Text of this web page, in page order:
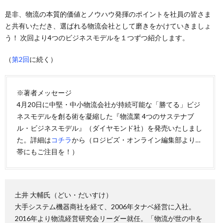
是非、物流の本質的価値とノウハウ発揮のポイントを社員の皆さま
と共有いただき、選ばれる物流会社として磨きをかけていきましょ
う！ 次回より4つのビジネスモデルを１つずつ紹介します。
（第2回に続く）
※著者メッセージ
4月20日に中堅・中小物流会社が持続可能な「勝てる」ビジ
ネスモデルを創る術を凝縮した『物流業 4つのサステナブ
ル・ビジネスモデル』（ダイヤモンド社）を発売いたしまし
た。詳細はコチラから（ロジビズ・オンライン編集部より…
帯にもご注目を！）
土井 大輔氏（どい・だいすけ）
大手システム機器商社を経て、2006年タナベ経営に入社。
2016年より物流経営研究会リーダー就任。「物流が世の中を